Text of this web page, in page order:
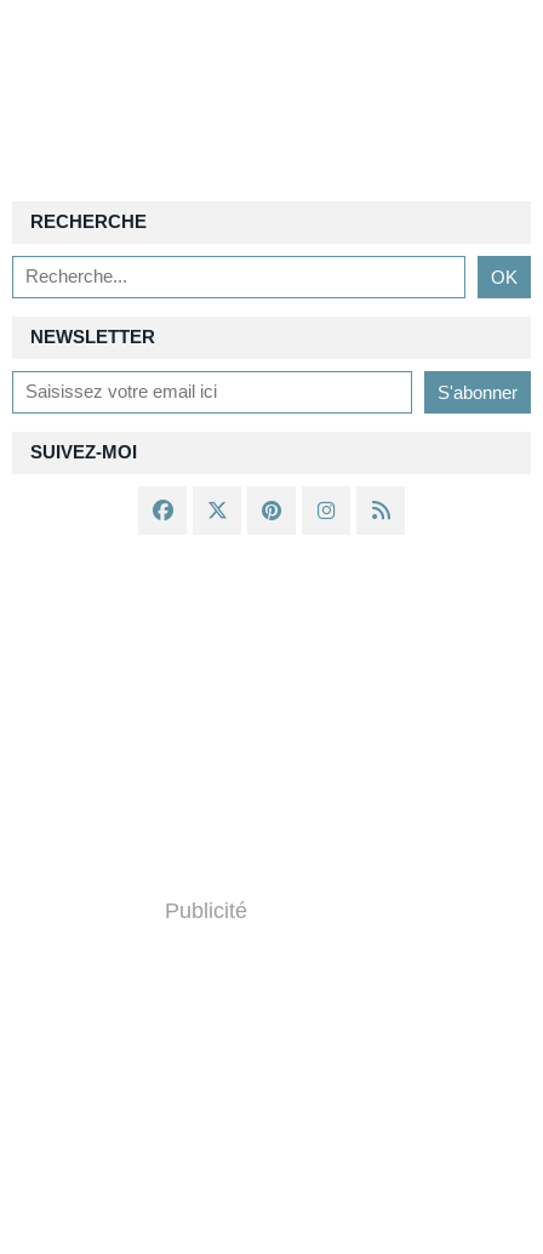
NEWSLETTER
SUIVEZ-MOI
RECHERCHE
Publicité